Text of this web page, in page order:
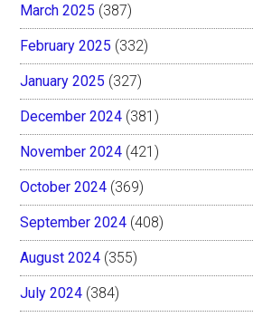
March 2025 (387)
February 2025 (332)
January 2025 (327)
December 2024 (381)
November 2024 (421)
October 2024 (369)
September 2024 (408)
August 2024 (355)
July 2024 (384)